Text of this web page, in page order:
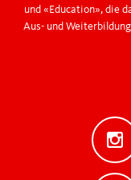
und «Education», die
Aus- und